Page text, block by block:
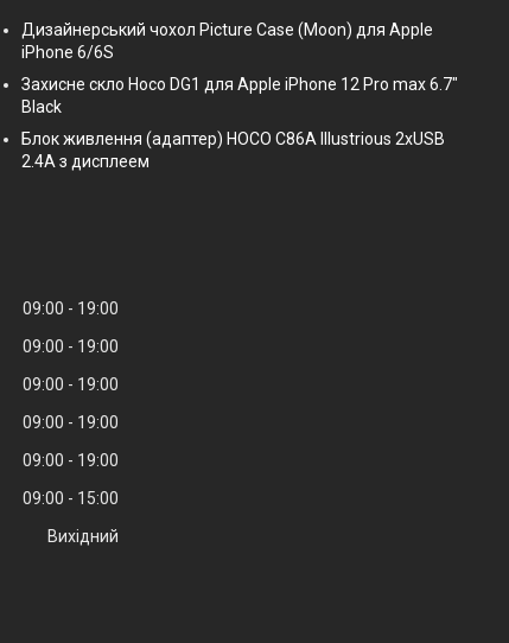
Дизайнерський чохол Picture Case (Moon) для Apple
iPhone 6/6S
Захисне скло Hoco DG1 для Apple iPhone 12 Pro max 6.7"
Black
Блок живлення (адаптер) HOCO C86A Illustrious 2xUSB
2.4A з дисплеем
09:00
19:00
09:00
19:00
09:00
19:00
09:00
19:00
09:00
19:00
09:00
15:00
Вихідний